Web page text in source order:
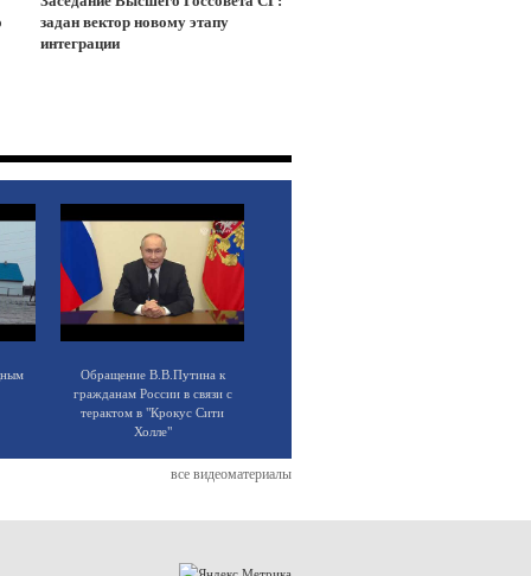
задан вектор новому этапу
интеграции
Обращение В.В.Путина к
гражданам России в связи с
терактом в "Крокус Сити
Холле"
все видеоматериалы